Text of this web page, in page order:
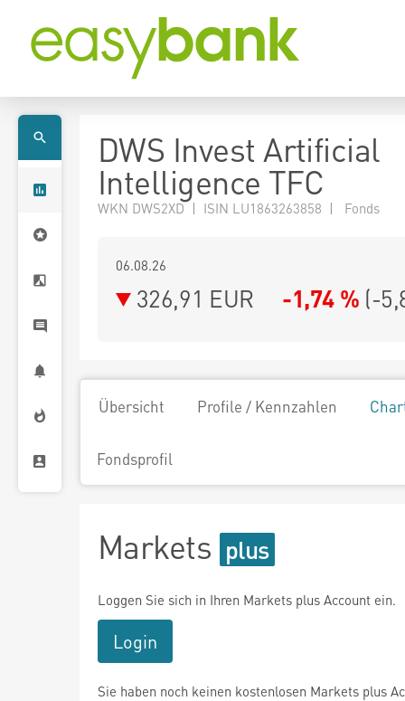
DWS Invest Artificial
Intelligence TFC
WKN DWS2XD | ISIN LU1863263858 | Fonds
06.08.26
326,91 EUR -1,74 % (-
Übersicht Profile / Kennzahlen
Fondsprofil
Markets
Loggen Sie sich in Ihren Markets plus Account ein.
Login
Sie haben noch keinen kostenlosen Markets plus